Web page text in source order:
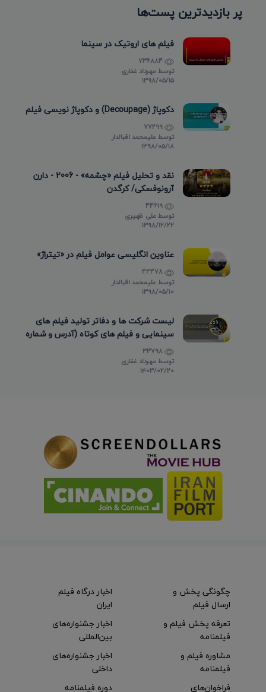
پر بازدیدترین پست‌ها
فیلم های اروتیک در سینما
توسط مهرداد غفاری
۱۳۹۸/۰۵/۱۵
دکوپاژ (Decoupage) و دکوپاژ نویسی فیلم
توسطعلیمحمد اقبالدار
۱۳۹۸/۰۵/۱۸
نقد و تحلیل فیلم «چشمه» - 2006 - دارن
آرونوفسکی/ کرگدن
توسطعلی ظهیری
۱۳۹۸/۱۲/۲۲
عناوین انگلیسی عوامل فیلم در «تیتراژ»
توسطعلیمحمد اقبالدار
۱۳۹۸/۰۵/۱۰
لیست شرکت ها و دفاتر تولید فیلم های
سینمایی و فیلم های کوتاه (آدرس و شماره
تماس)
توسط مهرداد غفاری
۱۴۰۳/۰۲/۲۰
چگونگی پخش و
ارسال فیلم
تعرفه پخش فیلم و
فیلمنامه
مشاوره فیلم و
فیلمنامه
اخبار درگاه فیلم
ایران
اخبار جشنواره‌های
بین‌المللی
اخبار جشنواره‌های
داخلی
فراخوان‌های
دوره فیلمنامه